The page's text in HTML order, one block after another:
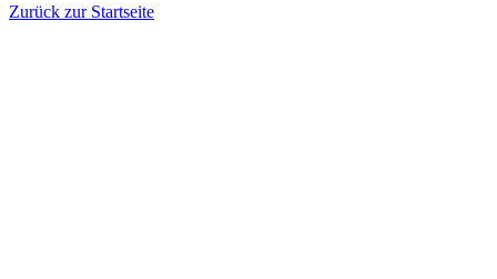
Zurück zur Startseite